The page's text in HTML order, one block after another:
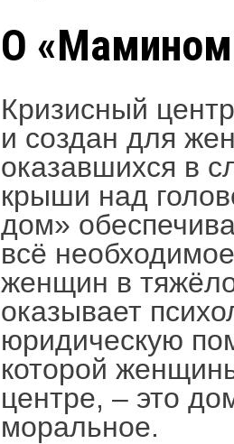
О
Кризисный
и создан для
оказавшихся в
крыши над
дом»
всё
женщин в
оказывает
юридическую
которой
центре, – это
моральное.